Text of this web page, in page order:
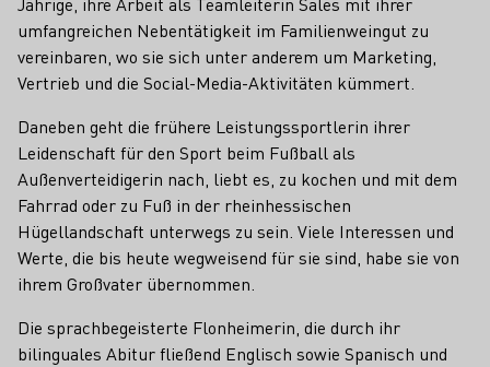
umfangreichen Nebentätigkeit im Familienweingut zu
vereinbaren, wo sie sich unter anderem um Marketing,
Vertrieb und die Social-Media-Aktivitäten kümmert.
Daneben geht die frühere Leistungssportlerin ihrer
Leidenschaft für den Sport beim Fußball als
Außenverteidigerin nach, liebt es, zu kochen und mit dem
Fahrrad oder zu Fuß in der rheinhessischen
Hügellandschaft unterwegs zu sein. Viele Interessen und
Werte, die bis heute wegweisend für sie sind, habe sie von
ihrem Großvater übernommen.
Die sprachbegeisterte Flonheimerin, die durch ihr
bilinguales Abitur fließend Englisch sowie Spanisch und